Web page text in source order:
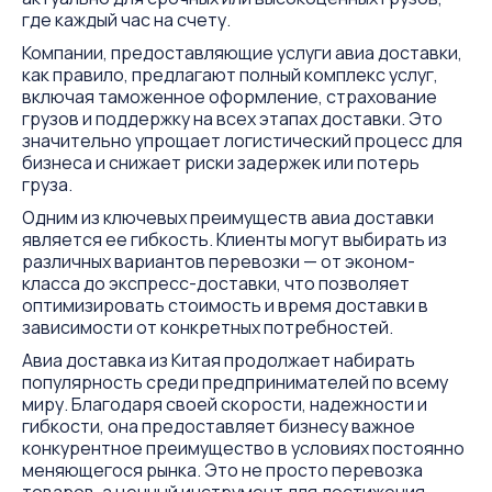
где каждый час на счету.
Компании, предоставляющие услуги авиа доставки,
как правило, предлагают полный комплекс услуг,
включая таможенное оформление, страхование
грузов и поддержку на всех этапах доставки. Это
значительно упрощает логистический процесс для
бизнеса и снижает риски задержек или потерь
груза.
Одним из ключевых преимуществ авиа доставки
является ее гибкость. Клиенты могут выбирать из
различных вариантов перевозки — от эконом-
класса до экспресс-доставки, что позволяет
оптимизировать стоимость и время доставки в
зависимости от конкретных потребностей.
Авиа доставка из Китая продолжает набирать
популярность среди предпринимателей по всему
миру. Благодаря своей скорости, надежности и
гибкости, она предоставляет бизнесу важное
конкурентное преимущество в условиях постоянно
меняющегося рынка. Это не просто перевозка